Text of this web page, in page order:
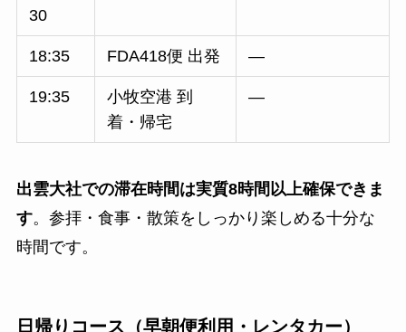
30
18:35 FDA418便 出発 —
19:35
小牧空港 到
着・帰宅
—
出雲大社での滞在時間は実質8時間以上確保できま
す。参拝・食事・散策をしっかり楽しめる十分な
時間です。
日帰りコース（早朝便利用・レンタカー）